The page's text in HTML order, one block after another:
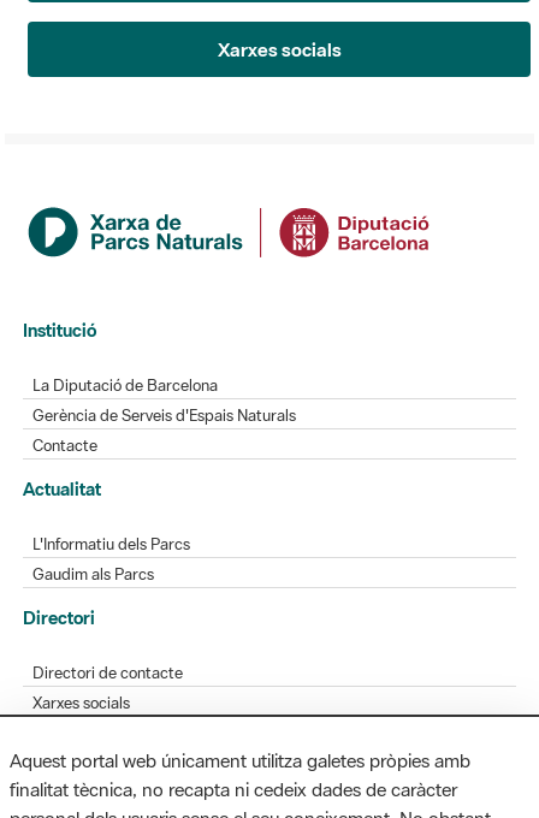
Xarxes socials
Institució
La Diputació de Barcelona
Gerència de Serveis d'Espais Naturals
Contacte
Actualitat
L'Informatiu dels Parcs
Gaudim als Parcs
Directori
Directori de contacte
Xarxes socials
Bústia de suggeriments
Opineu sobre els parcs
Aquest portal web únicament utilitza galetes pròpies amb
finalitat tècnica, no recapta ni cedeix dades de caràcter